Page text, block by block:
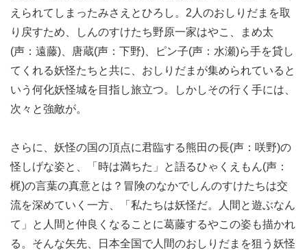
えられてしまったみさえとひろし。2人のおしりだまを取
り戻すため、しんのすけたち野原一家はやこ、まめ太
(声：遠藤)、唐蔵(声：下野)、ピン子(声：水瀬)ら手を貸し
てくれる妖怪たちと共に、おしりだまが集められていると
いう何化妖怪城を目指し旅立つ。しかしその行く手には、
次々と強敵が。
さらに、妖怪の国の頂点に君臨する熊田の長(声：咲野)の
怪しげな姿と、「時は満ちた」と語るひゃくえもん(声：
梶)の言葉の真意とは？冒険のなかでしんのすけたちは交
流を深めていく一方、「私たちは妖怪だ。人間と遊ぶなん
て」と人間と仲良くなることに葛藤するやこの姿も描かれ
る。そんな矢先、日本全国で人間のおしりだまを狙う妖怪